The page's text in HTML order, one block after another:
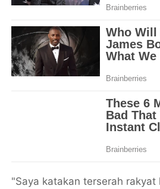
"Saya katakan terserah rakyat